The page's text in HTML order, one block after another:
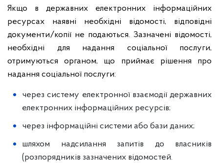
Якщо в державних електронних інформаційних
ресурсах наявні необхідні відомості, відповідні
документи/копії не подаються. Зазначені відомості,
необхідні для надання соціальної послуги,
отримуються органом, що приймає рішення про
надання соціальної послуги:
через систему електронної взаємодії державних
електронних інформаційних ресурсів;
через інформаційні системи або бази даних;
шляхом надсилання запитів до власників
(розпорядників зазначених відомостей.